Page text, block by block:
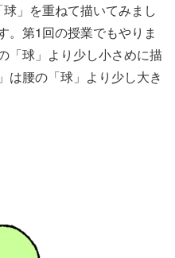
」を重ねて描いてみまし
。第1回の授業でもやりま
「球」より少し小さめに描
は腰の「球」より少し大き